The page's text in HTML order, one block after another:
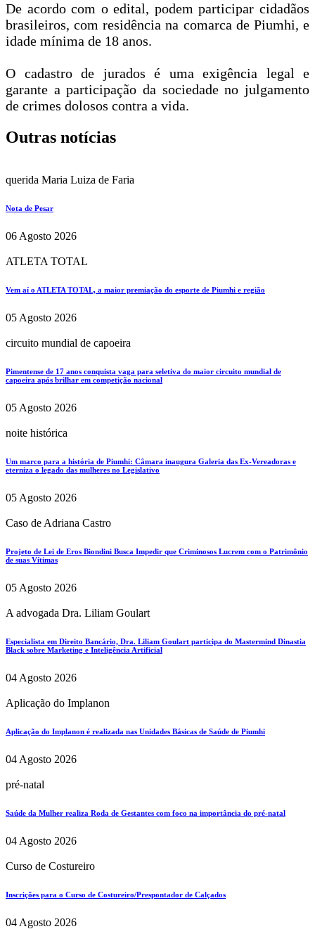
De acordo com o edital, podem participar cidadãos
brasileiros, com residência na comarca de Piumhi, e
idade mínima de 18 anos.
O cadastro de jurados é uma exigência legal e
garante a participação da sociedade no julgamento
de crimes dolosos contra a vida.
Outras notícias
querida Maria Luiza de Faria
Nota de Pesar
06 Agosto 2026
ATLETA TOTAL
Vem aí o ATLETA TOTAL, a maior premiação do esporte de Piumhi e região
05 Agosto 2026
circuito mundial de capoeira
Pimentense de 17 anos conquista vaga para seletiva do maior circuito mundial de
capoeira após brilhar em competição nacional
05 Agosto 2026
noite histórica
Um marco para a história de Piumhi: Câmara inaugura Galeria das Ex-Vereadoras e
eterniza o legado das mulheres no Legislativo
05 Agosto 2026
Caso de Adriana Castro
Projeto de Lei de Eros Biondini Busca Impedir que Criminosos Lucrem com o Patrimônio
de suas Vítimas
05 Agosto 2026
A advogada Dra. Liliam Goulart
Especialista em Direito Bancário, Dra. Liliam Goulart participa do Mastermind Dinastia
Black sobre Marketing e Inteligência Artificial
04 Agosto 2026
Aplicação do Implanon
Aplicação do Implanon é realizada nas Unidades Básicas de Saúde de Piumhi
04 Agosto 2026
pré-natal
Saúde da Mulher realiza Roda de Gestantes com foco na importância do pré-natal
04 Agosto 2026
Curso de Costureiro
Inscrições para o Curso de Costureiro/Prespontador de Calçados
04 Agosto 2026